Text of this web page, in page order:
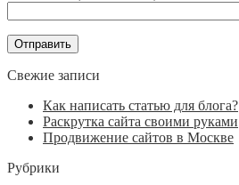
Свежие записи
Как написать статью для блога?
Раскрутка сайта своими руками
Продвижение сайтов в Москве
Рубрики